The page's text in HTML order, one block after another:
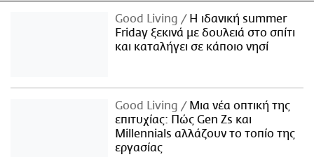
Good Living
Η ιδανική summer
Friday ξεκινά με δουλειά στο σπίτι
και καταλήγει σε κάποιο νησί
Good Living
Μια νέα οπτική της
επιτυχίας: Πώς Gen Zs και
Millennials αλλάζουν το τοπίο της
εργασίας